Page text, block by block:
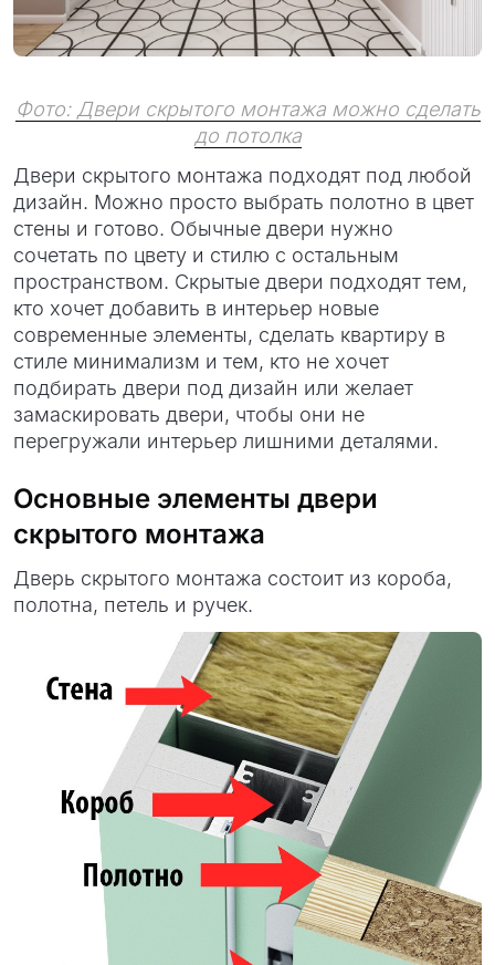
Фото: Двери скрытого монтажа можно сделать
до потолка
Двери скрытого монтажа подходят под любой
дизайн. Можно просто выбрать полотно в цвет
стены и готово. Обычные двери нужно
сочетать по цвету и стилю с остальным
пространством. Скрытые двери подходят тем,
кто хочет добавить в интерьер новые
современные элементы, сделать квартиру в
стиле минимализм и тем, кто не хочет
подбирать двери под дизайн или желает
замаскировать двери, чтобы они не
перегружали интерьер лишними деталями.
Основные элементы двери
скрытого монтажа
Дверь скрытого монтажа состоит из короба,
полотна, петель и ручек.